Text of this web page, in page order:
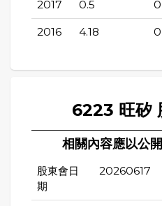
2017 0.5 0
2016 4.18 0
6223 旺矽
相關內容應以公
股東會日
期
20260617